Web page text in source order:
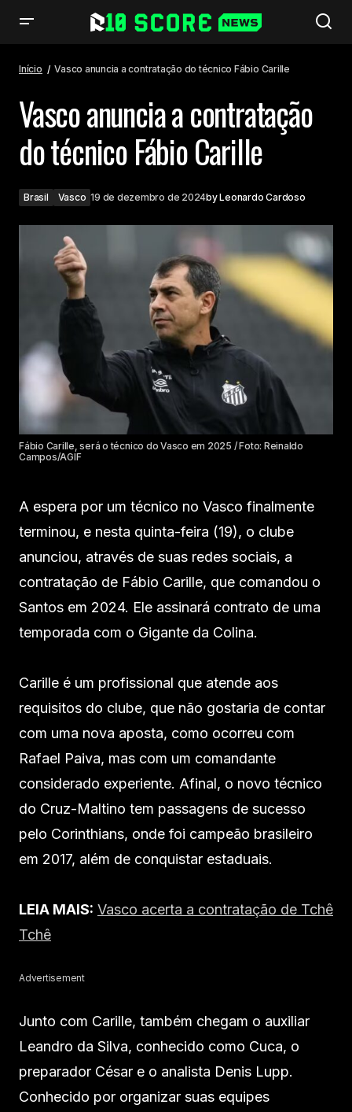
Início Vasco anuncia a contratação do técnico Fábio Carille
Vasco anuncia a contratação
do técnico Fábio Carille
Brasil Vasco 19 de dezembro de 2024byLeonardo Cardoso
Fábio Carille, será o técnico do Vasco em 2025 / Foto: Reinaldo
Campos/AGIF
A espera por um técnico no Vasco finalmente
terminou, e nesta quinta-feira (19), o clube
anunciou, através de suas redes sociais, a
contratação de Fábio Carille, que comandou o
Santos em 2024. Ele assinará contrato de uma
temporada com o Gigante da Colina.
Carille é um profissional que atende aos
requisitos do clube, que não gostaria de contar
com uma nova aposta, como ocorreu com
Rafael Paiva, mas com um comandante
considerado experiente. Afinal, o novo técnico
do Cruz-Maltino tem passagens de sucesso
pelo Corinthians, onde foi campeão brasileiro
em 2017, além de conquistar estaduais.
LEIA MAIS: Vasco acerta a contratação de Tchê
Tchê
Advertisement
Junto com Carille, também chegam o auxiliar
Leandro da Silva, conhecido como Cuca, o
preparador César e o analista Denis Lupp.
Conhecido por organizar suas equipes